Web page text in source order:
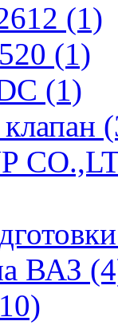
(1)
(1)
(1)
ВАЗ